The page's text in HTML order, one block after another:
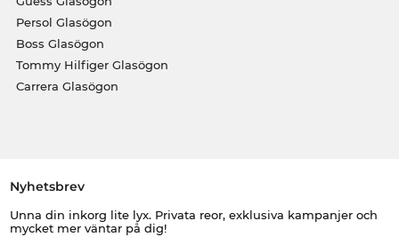
Persol Glasögon
Boss Glasögon
Tommy Hilfiger Glasögon
Carrera Glasögon
Nyhetsbrev
Unna din inkorg lite lyx. Privata reor, exklusiva kampanjer och
mycket mer väntar på dig!